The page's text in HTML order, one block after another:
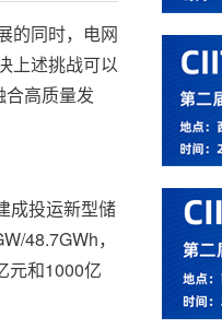
的同时，电网
上述挑战可以
合高质量发
成投运新型储
48.7GWh，
元和1000亿